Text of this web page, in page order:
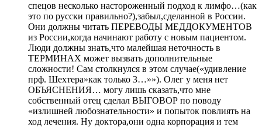
спецов несколько настороженный подход к лимфо…(как
это по русски правильно?),забыл,сделанной в России.
Они должны читать ПЕРЕВОДЫ МЕДДОКУМЕНТОВ
из России,когда начинают работу с новым пациентом.
Люди должны знать,что малейшая неточность в
ТЕРМИНАХ может вызвать дополнительные
сложности! Сам столкнулся в этом случае(«удивление
прф. Шехтера»как только 3…»»). Олег у меня нет
ОБЪЯСНЕНИЯ… могу лишь сказать,что мне
собственный отец сделал ВЫГОВОР по поводу
«излишней любознательности» и попыток повлиять на
ход лечения. Ну доктора,они одна корпорация и тем